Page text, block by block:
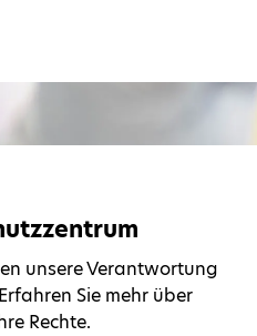
unsere Verantwortung
Sie mehr über
Rechte.